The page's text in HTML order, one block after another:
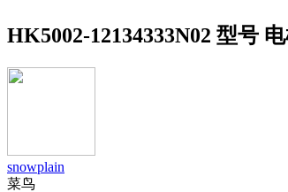
HK5002-12134333N02 型号
snowplain
菜鸟